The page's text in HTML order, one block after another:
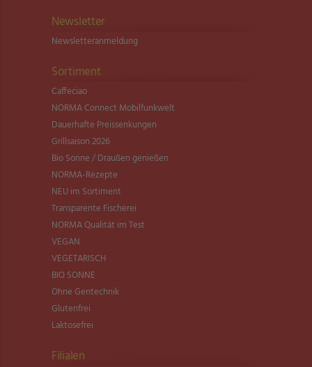
Newsletter
Newsletter­anmeldung
Sortiment
Caffeciao
NORMA Connect Mobilfunkwelt
Dauerhafte Preissenkungen
Grillsaison 2026
Bio Sonne / Draußen genießen
NORMA-Rezepte
NEU im Sortiment
Transparente Fischerei
NORMA Qualität im Test
VEGAN
VEGETARISCH
BIO SONNE
Ohne Gentechnik
Glutenfrei
Laktosefrei
Filialen